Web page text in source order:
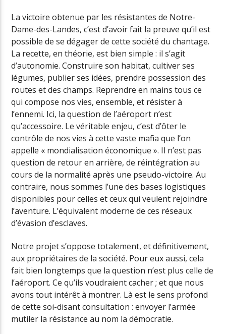
La victoire obtenue par les résistantes de Notre-
Dame-des-Landes, c’est d’avoir fait la preuve qu’il est
possible de se dégager de cette société du chantage.
La recette, en théorie, est bien simple : il s’agit
d’autonomie. Construire son habitat, cultiver ses
légumes, publier ses idées, prendre possession des
routes et des champs. Reprendre en mains tous ce
qui compose nos vies, ensemble, et résister à
l’ennemi. Ici, la question de l’aéroport n’est
qu’accessoire. Le véritable enjeu, c’est d’ôter le
contrôle de nos vies à cette vaste mafia que l’on
appelle « mondialisation économique ». Il n’est pas
question de retour en arrière, de réintégration au
cours de la normalité après une pseudo-victoire. Au
contraire, nous sommes l’une des bases logistiques
disponibles pour celles et ceux qui veulent rejoindre
l’aventure. L’équivalent moderne de ces réseaux
d’évasion d’esclaves.
Notre projet s’oppose totalement, et définitivement,
aux propriétaires de la société. Pour eux aussi, cela
fait bien longtemps que la question n’est plus celle de
l’aéroport. Ce qu’ils voudraient cacher ; et que nous
avons tout intérêt à montrer. Là est le sens profond
de cette soi-disant consultation : envoyer l’armée
mutiler la résistance au nom la démocratie.